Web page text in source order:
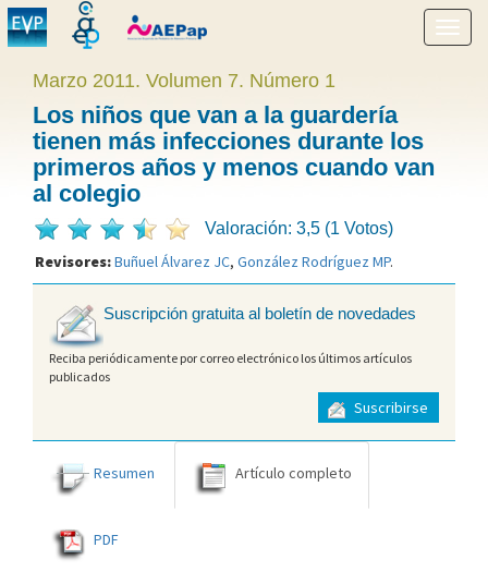
menú
Marzo 2011. Volumen 7. Número 1
Los niños que van a la guardería
tienen más infecciones durante los
primeros años y menos cuando van
al colegio
Valoración: 3,5 (1 Votos)
Revisores:Buñuel Álvarez JC, González Rodríguez MP.
Suscripción gratuita al boletín de novedades
Reciba periódicamente por correo electrónico los últimos artículos
publicados
Suscribirse
Resumen Artículo completo
PDF